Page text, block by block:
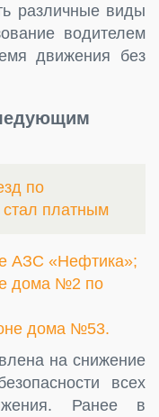
различные виды
водителем
движения без
по
платным
АЗС «Нефтика»;
дома №2 по
дома №53.
на снижение
всех
Ранее в